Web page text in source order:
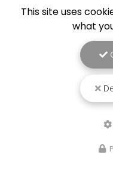
This site uses
what